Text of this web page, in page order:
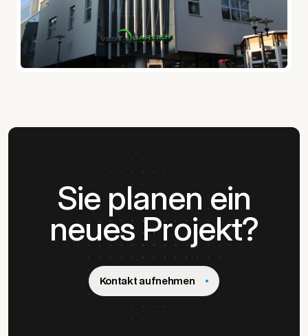
Sie planen ein
neues Projekt?
Kontakt aufnehmen